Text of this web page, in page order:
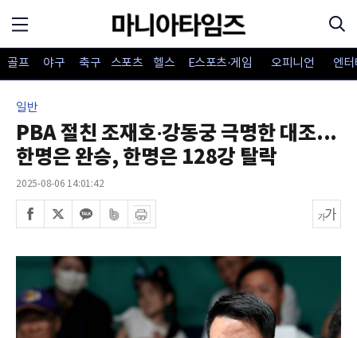
골프 야구 축구 스포츠 헬스 E스포츠·게임 오피니언 엔
일반
PBA 절친 조재호·강동궁 극명한 대조...
한명은 완승, 한명은 128강 탈락
2025-08-06 14:01:42